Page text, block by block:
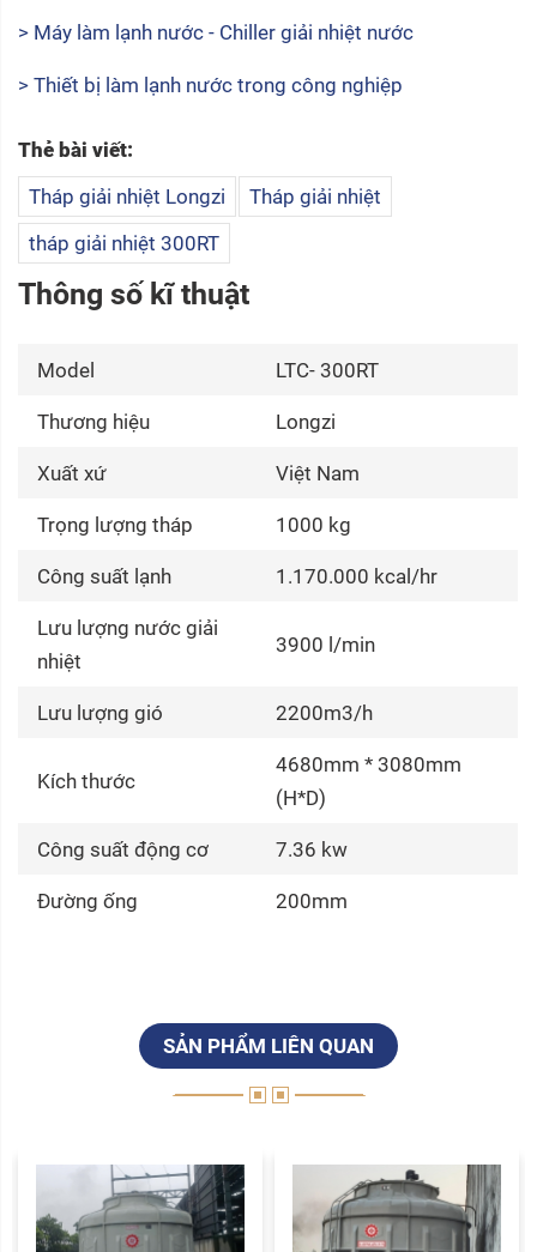
> Máy làm lạnh nước - Chiller giải nhiệt nước
> Thiết bị làm lạnh nước trong công nghiệp
Thẻ bài viết:
Tháp giải nhiệt Longzi
Tháp giải nhiệt
tháp giải nhiệt 300RT
Thông số kĩ thuật
Model LTC- 300RT
Thương hiệu Longzi
Xuất xứ Việt Nam
Trọng lượng tháp 1000 kg
Công suất lạnh 1.170.000 kcal/hr
Lưu lượng nước giải
nhiệt
3900 l/min
Lưu lượng gió 2200m3/h
Kích thước
4680mm * 3080mm
(H*D)
Công suất động cơ 7.36 kw
Đường ống 200mm
SẢN PHẨM LIÊN QUAN